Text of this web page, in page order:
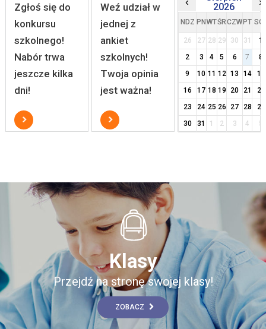
Zgłoś się do
konkursu
szkolnego!
Nabór trwa
jeszcze kilka
dni!
Weź udział w
jednej z
ankiet
szkolnych!
Twoja opinia
jest ważna!
2026
NDZ PN WTŚRCZW PT
26 27 28 29 30 31
1
2
3 4 5 6 7
8
9
10 11 12 13 14
15
16
17 18 19 20 21
22
23
24 25 26 27 28
29
30
31 1 2 3 4 5
Klasy
Przejdź na stronę swojej klasy!
ZOBACZ